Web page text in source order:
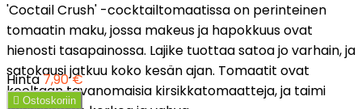
'Coctail Crush' -cocktailtomaatissa on perinteinen
tomaatin maku, jossa makeus ja hapokkuus ovat
hienosti tasapainossa. Lajike tuottaa satoa jo varhain, ja
satokausi jatkuu koko kesän ajan. Tomaatit ovat
kooltaan tavanomaisia kirsikkatomaatteja, ja taimi
Hinta7,90 €
 Ostoskoriin